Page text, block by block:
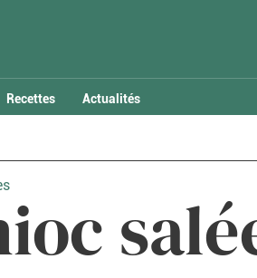
Recettes Actualités